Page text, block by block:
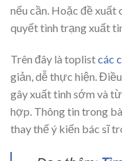
nếu cần. Hoặc đề xuất
quyết tình trạng xuất
Trên đây là toplistcác
giản, dễ thực hiện.
gây xuất tinh sớm và
hợp. Thông tin trong
thay thế ý kiến bác sĩ